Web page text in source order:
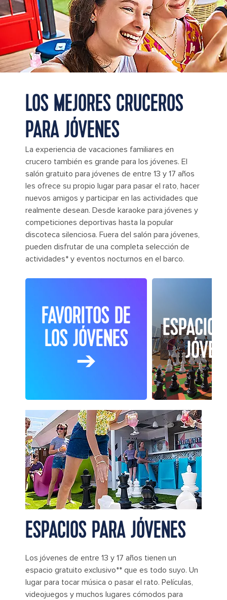
Social 100 Teens Selfie
LOS MEJORES CRUCEROS
PARA JÓVENES
La experiencia de vacaciones familiares en
crucero también es grande para los jóvenes. El
salón gratuito para jóvenes de entre 13 y 17 años
les ofrece su propio lugar para pasar el rato, hacer
nuevos amigos y participar en las actividades que
realmente desean. Desde karaoke para jóvenes y
competiciones deportivas hasta la popular
discoteca silenciosa. Fuera del salón para jóvenes,
pueden disfrutar de una completa selección de
actividades* y eventos nocturnos en el barco.
FAVORITOS DE
LOS JÓVENES
➔
Wonder of the Seas Teens Enjoying Social 100
ESPACIOS PARA JÓVENES
Los jóvenes de entre 13 y 17 años tienen un
espacio gratuito exclusivo** que es todo suyo. Un
lugar para tocar música o pasar el rato. Películas,
videojuegos y muchos lugares cómodos para